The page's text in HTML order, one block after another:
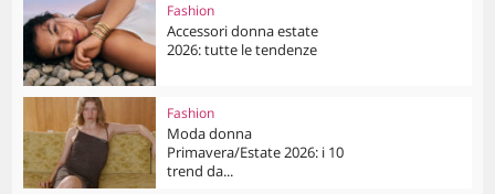
Fashion
Accessori donna estate
2026: tutte le tendenze
Fashion
Moda donna
Primavera/Estate 2026: i 10
trend da...